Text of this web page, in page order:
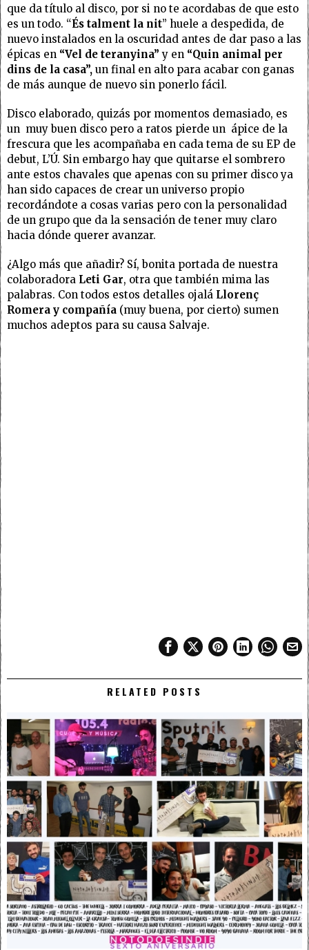
que da título al disco, por si no te acordabas de que esto
es un todo. “És talment la nit” huele a despedida, de
nuevo instalados en la oscuridad antes de dar paso a las
épicas en “Vel de teranyina” y en “Quin animal per
dins de la casa”, un final en alto para acabar con ganas
de más aunque de nuevo sin ponerlo fácil.
Disco elaborado, quizás por momentos demasiado, es
un muy buen disco pero a ratos pierde un ápice de la
frescura que les acompañaba en cada tema de su EP de
debut, L’Ú. Sin embargo hay que quitarse el sombrero
ante estos chavales que apenas con su primer disco ya
han sido capaces de crear un universo propio
recordándote a cosas varias pero con la personalidad
de un grupo que da la sensación de tener muy claro
hacia dónde querer avanzar.
¿Algo más que añadir? Sí, bonita portada de nuestra
colaboradora Leti Gar, otra que también mima las
palabras. Con todos estos detalles ojalá Llorenç
Romera y compañía (muy buena, por cierto) sumen
muchos adeptos para su causa Salvaje.
RELATED POSTS